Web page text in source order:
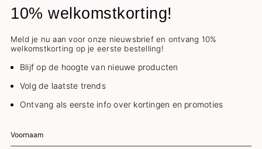
10% welkomstkorting!
Meld je nu aan voor onze nieuwsbrief en ontvang 10%
welkomstkorting op je eerste bestelling!
Blijf op de hoogte van nieuwe producten
Volg de laatste trends
Ontvang als eerste info over kortingen en promoties